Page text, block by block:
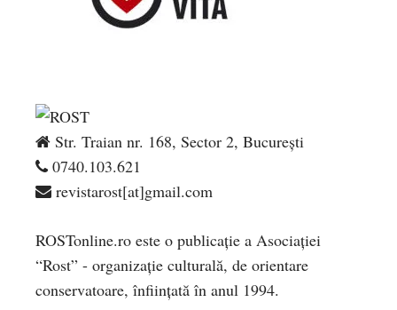
Str. Traian nr. 168, Sector 2, București
0740.103.621
revistarost[at]gmail.com
ROSTonline.ro este o publicaţie a Asociaţiei
“Rost” - organizaţie culturală, de orientare
conservatoare, înfiinţată în anul 1994.